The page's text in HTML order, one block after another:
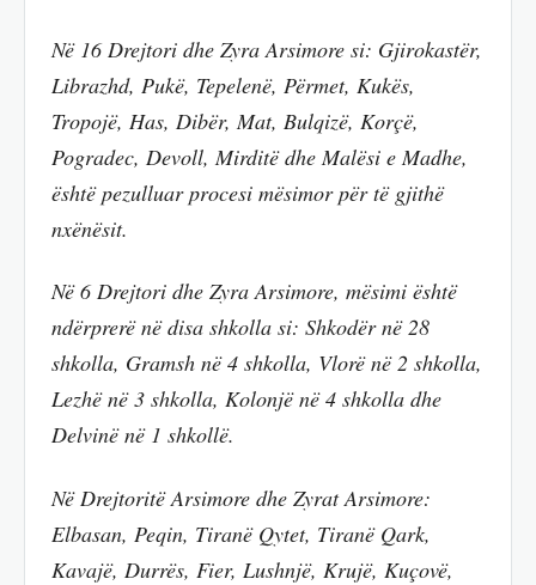
Në 16 Drejtori dhe Zyra Arsimore si: Gjirokastër,
Librazhd, Pukë, Tepelenë, Përmet, Kukës,
Tropojë, Has, Dibër, Mat, Bulqizë, Korçë,
Pogradec, Devoll, Mirditë dhe Malësi e Madhe,
është pezulluar procesi mësimor për të gjithë
nxënësit.
Në 6 Drejtori dhe Zyra Arsimore, mësimi është
ndërprerë në disa shkolla si: Shkodër në 28
shkolla, Gramsh në 4 shkolla, Vlorë në 2 shkolla,
Lezhë në 3 shkolla, Kolonjë në 4 shkolla dhe
Delvinë në 1 shkollë.
Në Drejtoritë Arsimore dhe Zyrat Arsimore:
Elbasan, Peqin, Tiranë Qytet, Tiranë Qark,
Kavajë, Durrës, Fier, Lushnjë, Krujë, Kuçovë,